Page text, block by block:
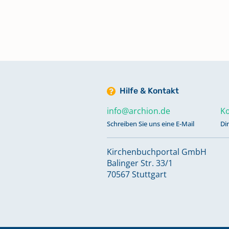
Taufen 1847 - 1887; Trauungen
1887; Bestattungen 1847 - 1888
Taufen 1888 - 1909
Hilfe & Kontakt
info@archion.de
Schreiben Sie uns eine E-Mail
Kirchenbuchportal GmbH
Balinger Str. 33/1
70567 Stuttgart